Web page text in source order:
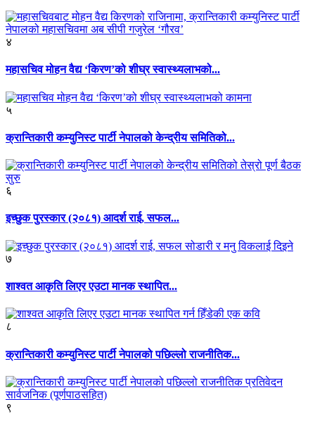
४
महासचिव मोहन वैद्य ‘किरण’को शीघ्र स्वास्थ्यलाभको...
५
क्रान्तिकारी कम्युनिस्ट पार्टी नेपालको केन्द्रीय समितिको...
६
इच्छुक पुरस्कार (२०८१) आदर्श राई, सफल...
७
शाश्वत आकृति लिएर एउटा मानक स्थापित...
८
क्रान्तिकारी कम्युनिस्ट पार्टी नेपालको पछिल्लो राजनीतिक...
९